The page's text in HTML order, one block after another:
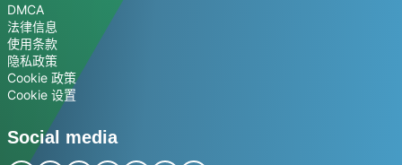
DMCA
法律信息
使用条款
隐私政策
Cookie 政策
Cookie 设置
Social media